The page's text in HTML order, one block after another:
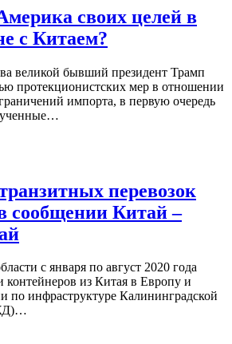
своих целей в
с Китаем?
великой бывший президент Трамп
протекционистских мер в отношении
импорта, в первую очередь
перевозок
сообщении Китай –
с января по август 2020 года
контейнеров из Китая в Европу и
по инфраструктуре Калининградской